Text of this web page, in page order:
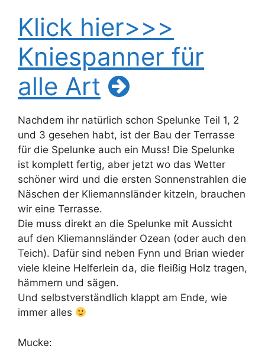
Klick hier>>>
Kniespanner für
alle Art
Nachdem ihr natürlich schon Spelunke Teil 1, 2
und 3 gesehen habt, ist der Bau der Terrasse
für die Spelunke auch ein Muss! Die Spelunke
ist komplett fertig, aber jetzt wo das Wetter
schöner wird und die ersten Sonnenstrahlen die
Näschen der Kliemannsländer kitzeln, brauchen
wir eine Terrasse.
Die muss direkt an die Spelunke mit Aussicht
auf den Kliemannsländer Ozean (oder auch den
Teich). Dafür sind neben Fynn und Brian wieder
viele kleine Helferlein da, die fleißig Holz tragen,
hämmern und sägen.
Und selbstverständlich klappt am Ende, wie
immer alles
Mucke: